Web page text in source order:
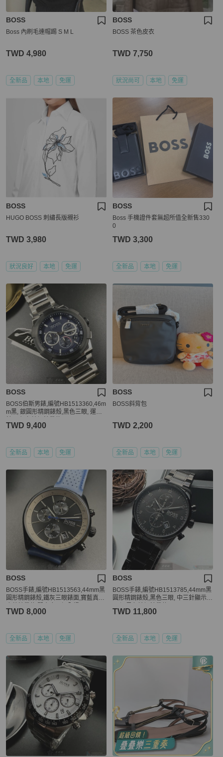
BOSS
Boss 內刷毛連帽踢 S M L
TWD 4,980
全新品 本地 免運
BOSS
BOSS 茶色皮衣
TWD 7,750
狀況尚可 本地 免運
BOSS
HUGO BOSS 刺繡長版襯衫
TWD 3,980
狀況良好 本地 免運
BOSS
Boss 手機證件套無超所值全新售330
0
TWD 3,300
全新品 本地 免運
BOSS
BOSS伯斯男錶,編號HB1513360,46m
m黑, 銀圓形精鋼錶殼,黑色三眼, 運動
TWD 9,400
全新品 本地 免運
BOSS
BOSS斜背包
TWD 2,200
全新品 本地 免運
BOSS
BOSS手錶,編號HB1513563,44mm黑
圓形精鋼錶殼,鐵灰三眼錶面,寶藍真皮
TWD 8,000
全新品 本地 免運
BOSS
BOSS手錶,編號HB1513785,44mm黑
圓形精鋼錶殼,黑色三眼, 中三針顯示錶
TWD 11,800
全新品 本地 免運